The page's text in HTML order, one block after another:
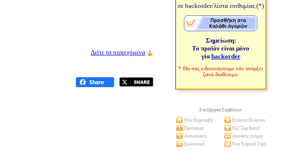
Δείτε τα περιεχόμενα
σε backorder/λίστα επιθυμίας (*)
Σημείωση:
Το προϊόν είναι μόνο
γία backorder
* Θα σας ειδοποιήσουμε εάν υπάρξει
ξανά διαθέσιμο.
Επεξήγηση Συμβόλων
Νέα Παραλαβή
Επιλογή Πελατών
Προσφορά
S52 Top Rated
Ανακαλύψτε
Ακούστε Δείγμα
Συλλεκτικό
Νέα Χαμηλή Τιμή